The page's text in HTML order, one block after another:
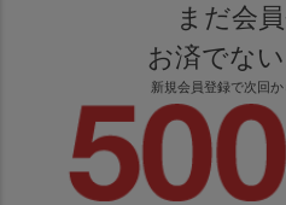
まだ会
お済でな
新規会員登録で次回